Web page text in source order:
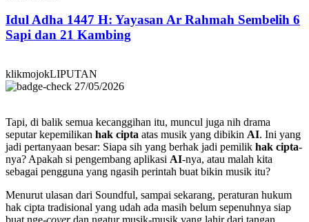
Idul Adha 1447 H: Yayasan Ar Rahmah Sembelih 6
Sapi dan 21 Kambing
klikmojokLIPUTAN
27/05/2026
Tapi, di balik semua kecanggihan itu, muncul juga nih drama
seputar kepemilikan hak cipta atas musik yang dibikin AI. Ini yang
jadi pertanyaan besar: Siapa sih yang berhak jadi pemilik hak cipta-
nya? Apakah si pengembang aplikasi AI-nya, atau malah kita
sebagai pengguna yang ngasih perintah buat bikin musik itu?
Menurut ulasan dari Soundful, sampai sekarang, peraturan hukum
hak cipta tradisional yang udah ada masih belum sepenuhnya siap